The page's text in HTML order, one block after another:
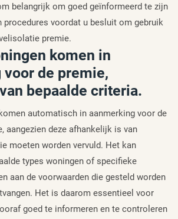
belangrijk om goed geïnformeerd te zijn
procedures voordat u besluit om gebruik
premie.
komen in
de premie,
bepaalde criteria.
automatisch in aanmerking voor de
aangezien deze afhankelijk is van
moeten worden vervuld. Het kan
types woningen of specifieke
aan de voorwaarden die gesteld worden
Het is daarom essentieel voor
goed te informeren en te controleren